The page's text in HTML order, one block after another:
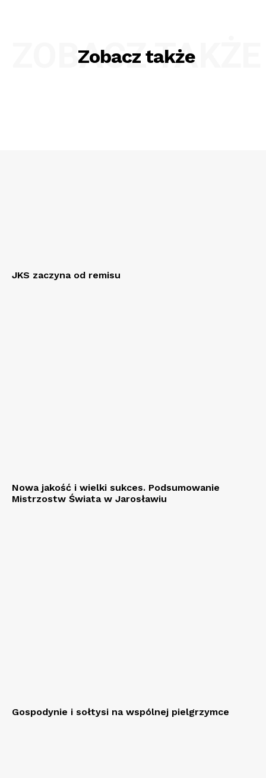
Zobacz także
ZOBACZ TAKŻE
JKS zaczyna od remisu
Nowa jakość i wielki sukces. Podsumowanie
Mistrzostw Świata w Jarosławiu
Gospodynie i sołtysi na wspólnej pielgrzymce